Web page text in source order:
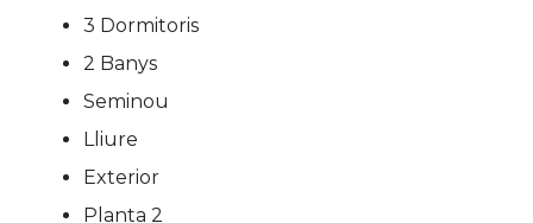
3 Dormitoris
2 Banys
Seminou
Lliure
Exterior
Planta 2